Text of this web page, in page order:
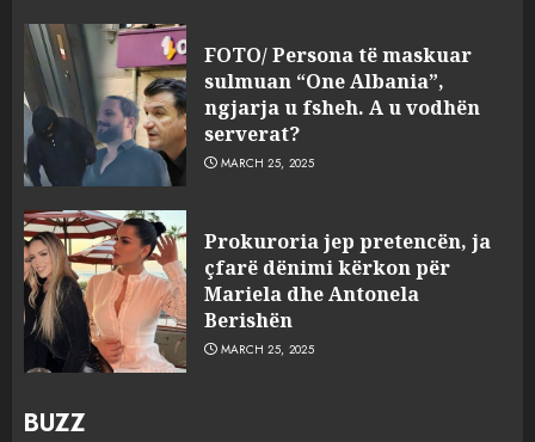
FOTO/ Persona të maskuar
sulmuan “One Albania”,
ngjarja u fsheh. A u vodhën
serverat?
MARCH 25, 2025
Prokuroria jep pretencën, ja
çfarë dënimi kërkon për
Mariela dhe Antonela
Berishën
MARCH 25, 2025
BUZZ